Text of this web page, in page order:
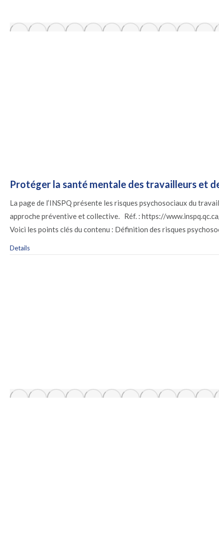
Protéger la santé mentale des travailleurs et
La page de l’INSPQ présente les risques psychosociaux du
approche préventive et collective. Réf. : https://
Voici les points clés du contenu : Définition des risques
Details